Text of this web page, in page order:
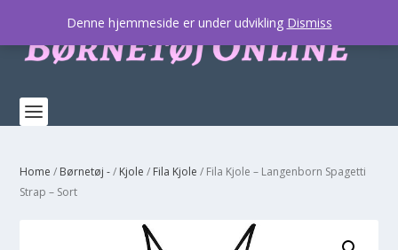
Home / Børnetøj -/ Kjole / Fila Kjole / Fila Kjole – Langenborn Spagetti
Strap – Sort
Denne hjemmeside er under udvikling Dismiss